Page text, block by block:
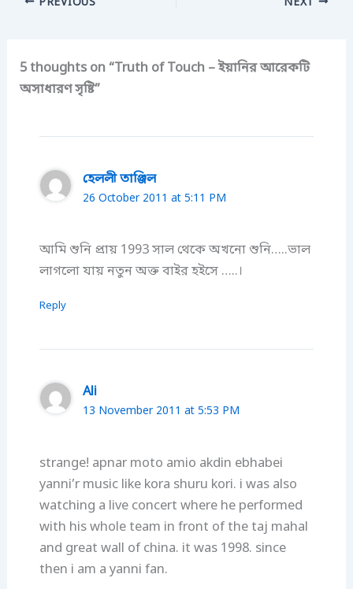
PREVIOUS NEXT
5 thoughts on “Truth of Touch – ইয়ানির আরেকটি
অসাধারণ সৃষ্টি”
হেললী তাঞ্জিল
26 October 2011 at 5:11 PM
আমি শুনি প্রায় 1993 সাল থেকে অখনো শুনি…..ভাল
লাগলো যায় নতুন অক্ত বাইর হইসে …..।
Reply
Ali
13 November 2011 at 5:53 PM
strange! apnar moto amio akdin ebhabei
yanni’r music like kora shuru kori. i was also
watching a live concert where he performed
with his whole team in front of the taj mahal
and great wall of china. it was 1998. since
then i am a yanni fan.